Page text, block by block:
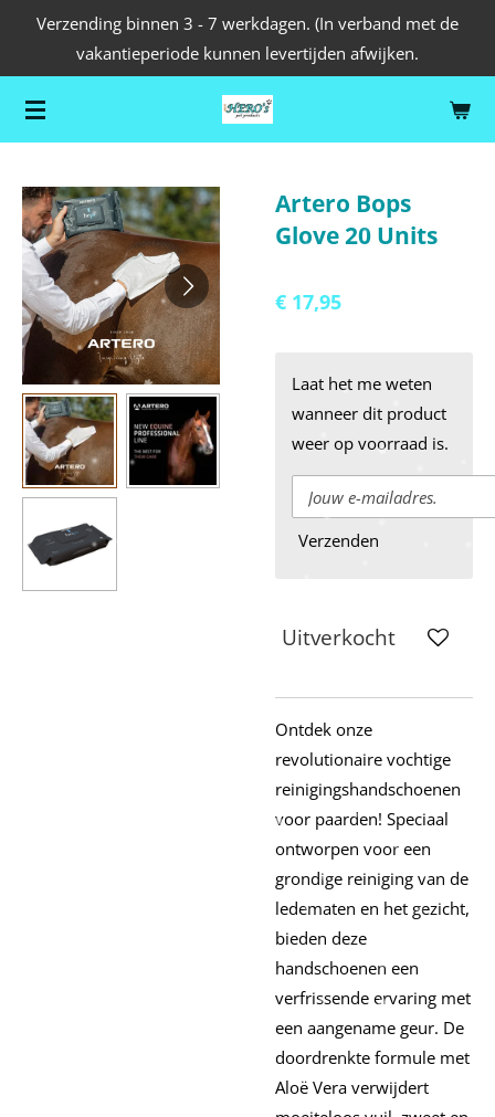
de
hoofdinhoud
Verzending binnen 3 - 7 werkdagen. (In verband met de
vakantieperiode kunnen levertijden afwijken.
Artero Bops
Glove 20 Units
€ 17,95
Laat het me weten
wanneer dit product
weer op voorraad is.
Verzenden
Uitverkocht
Ontdek onze
revolutionaire vochtige
reinigingshandschoenen
voor paarden! Speciaal
ontworpen voor een
grondige reiniging van de
ledematen en het gezicht,
bieden deze
handschoenen een
verfrissende ervaring met
een aangename geur. De
doordrenkte formule met
Aloë Vera verwijdert